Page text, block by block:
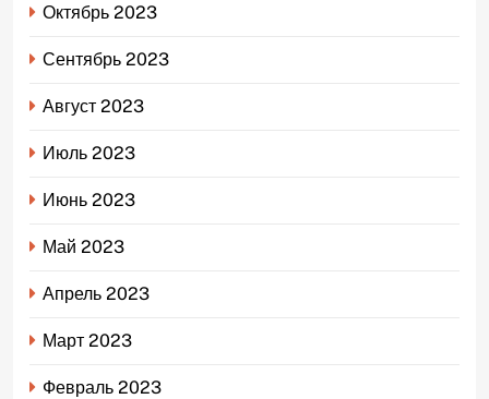
Октябрь 2023
Сентябрь 2023
Август 2023
Июль 2023
Июнь 2023
Май 2023
Апрель 2023
Март 2023
Февраль 2023